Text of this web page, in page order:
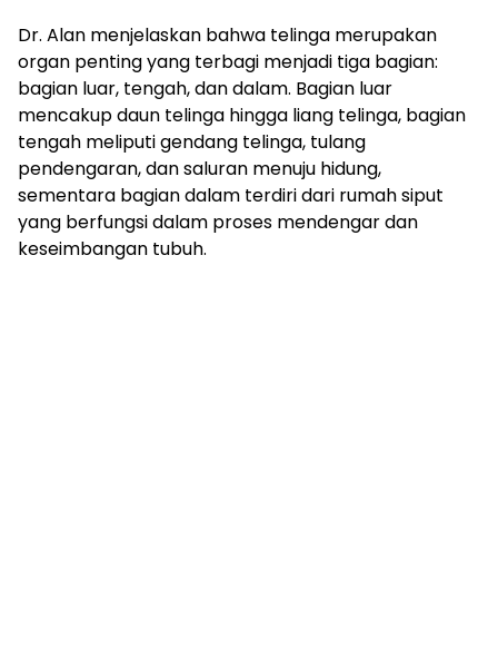
Dr. Alan menjelaskan bahwa telinga merupakan
organ penting yang terbagi menjadi tiga bagian:
bagian luar, tengah, dan dalam. Bagian luar
mencakup daun telinga hingga liang telinga, bagian
tengah meliputi gendang telinga, tulang
pendengaran, dan saluran menuju hidung,
sementara bagian dalam terdiri dari rumah siput
yang berfungsi dalam proses mendengar dan
keseimbangan tubuh.